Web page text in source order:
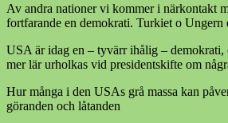
Av andra nationer vi kommer i närkontakt
fortfarande en demokrati. Turkiet o Ungern
USA är idag en – tyvärr ihålig – demokrati,
mer lär urholkas vid presidentskifte om
Hur många i den USAs grå massa kan
göranden och låtanden